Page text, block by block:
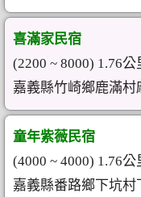
喜滿家民宿
(2200 ~ 8000) 1.76公
嘉義縣竹崎鄉鹿滿村
童年紫薇民宿
(4000 ~ 4000) 1.76公
嘉義縣番路鄉下坑村